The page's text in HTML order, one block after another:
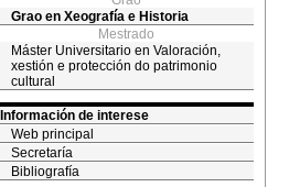
Grao en Xeografía e Historia
Mestrado
Máster Universitario en Valoración,
xestión e protección do patrimonio
cultural
Información de interese
Web principal
Secretaría
Bibliografía